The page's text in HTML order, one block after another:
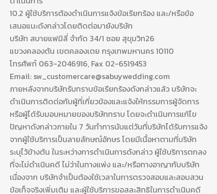
10.2 ผู้ใช้บริการต้องดำเนินการแจ้งข้อเรียกร้อง และ/หรือข้อ
เสนอแนะดังกล่าวโดยติดต่อมายังบริษัท
บริษัท สบายแฟมิลี่ จำกัด 34/1 ซอย สุขุมวิท26
แขวงคลองตัน เขตคลองเตย กรุงเทพมหานคร 10110
โทรศัพท์ 063-2046916, Fax 02-6519453
Email: sw_customercare@sabuywedding.com
ภายหลังจากบริษัทรับทราบข้อเรียกร้องดังกล่าวแล้ว บริษัทจะ
ดำเนินการติดต่อกับผู้ที่เกี่ยวข้องและแจ้งให้กรรมการผู้จัดการ
หรือผู้ได้รับมอบหมายของบริษัททราบ โดยจะดำเนินการแก้ไข
ปัญหาดังกล่าวภายใน 7 วันทำการนับแต่วันที่บริษัทได้รับการแจ้ง
จากผู้ใช้บริการเป็นลายลักษณ์อักษร โดยมีเนื้อหาตามที่บริษัท
ระบุไว้ข้างต้น ในระหว่างการดำเนินการดังกล่าว ผู้ใช้บริการตกลง
ที่จะไม่ดำเนินคดี ไม่ว่าในทางแพ่ง และ/หรือทางอาญากับบริษัท
เนื่องจาก บริษัทจำเป็นต้องใช้เวลาในการตรวจสอบและสอบสวน
ข้อเท็จจริงเพิ่มเติม และผู้ใช้บริการขอสละสิทธิในการดำเนินคดี